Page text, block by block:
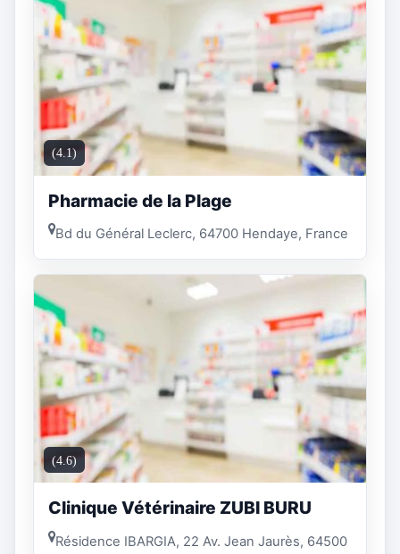
(4.1)
Pharmacie de la Plage
Bd du Général Leclerc, 64700 Hendaye, France
(4.6)
Clinique Vétérinaire ZUBI BURU
Résidence IBARGIA, 22 Av. Jean Jaurès, 64500